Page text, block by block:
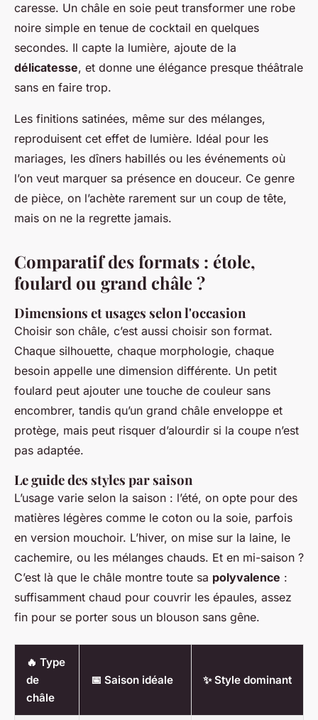
caresse. Un châle en soie peut transformer une robe
noire simple en tenue de cocktail en quelques
secondes. Il capte la lumière, ajoute de la
délicatesse, et donne une élégance presque théâtrale
sans en faire trop.
Les finitions satinées, même sur des mélanges,
reproduisent cet effet de lumière. Idéal pour les
mariages, les dîners habillés ou les événements où
l’on veut marquer sa présence en douceur. Ce genre
de pièce, on l’achète rarement sur un coup de tête,
mais on ne la regrette jamais.
Comparatif des formats : étole,
foulard ou grand châle ?
Dimensions et usages selon l'occasion
Choisir son châle, c’est aussi choisir son format.
Chaque silhouette, chaque morphologie, chaque
besoin appelle une dimension différente. Un petit
foulard peut ajouter une touche de couleur sans
encombrer, tandis qu’un grand châle enveloppe et
protège, mais peut risquer d’alourdir si la coupe n’est
pas adaptée.
Le guide des styles par saison
L’usage varie selon la saison : l’été, on opte pour des
matières légères comme le coton ou la soie, parfois
en version mouchoir. L’hiver, on mise sur la laine, le
cachemire, ou les mélanges chauds. Et en mi-saison ?
C’est là que le châle montre toute sa polyvalence :
suffisamment chaud pour couvrir les épaules, assez
fin pour se porter sous un blouson sans gêne.
🔥 Type
de
châle
📅 Saison idéale ✨ Style dominant